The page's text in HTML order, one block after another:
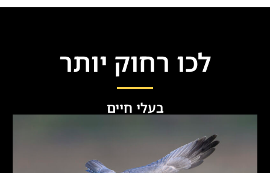
לכו רחוק יותר
בעלי חיים